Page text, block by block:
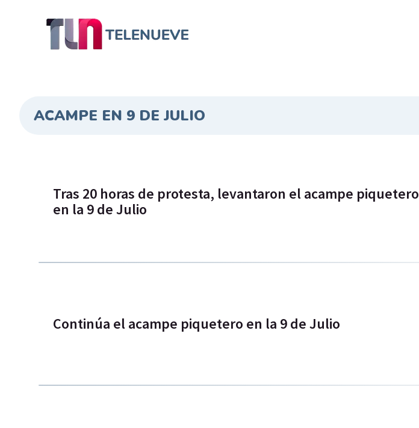
ACAMPE EN 9 DE JULIO
Tras 20 horas de protesta, levantaron el acampe piquetero
en la 9 de Julio
Continúa el acampe piquetero en la 9 de Julio